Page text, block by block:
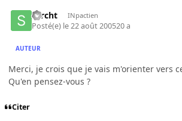
sarcht INpactien
Posté(e) le 22 août 200520 a
AUTEUR
Merci, je crois que je vais m'orienter vers
Qu'en pensez-vous ?
Citer